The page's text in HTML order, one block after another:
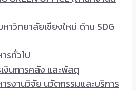
าวิทยาลัยเชียงใหม่ ด้าน SDG
รทั่วไป
งินการคลัง และพัสดุ
รงานวิจัย นวัตกรรมและบริการ